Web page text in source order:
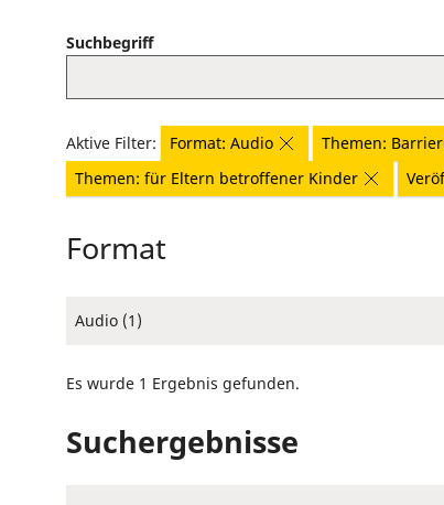
Suchbegriff
Aktive Filter: Format: Audio Themen:
Themen: für Eltern betroffener Kinder
Format
Audio (1)
Es wurde 1 Ergebnis gefunden.
Suchergebnisse